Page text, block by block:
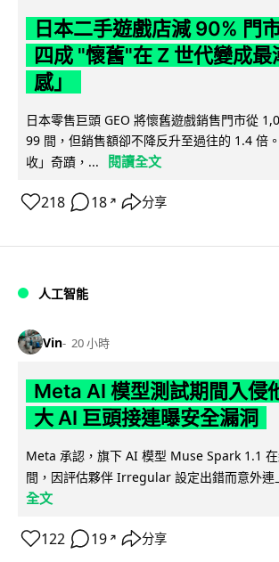
日本二手遊戲店減 90% 門
四成 "懷舊"在 Z 世代變成最
感」
日本零售巨頭 GEO 將懷舊遊戲銷售門市從
99 間，但銷售額卻不降反升至過往的 1.4 倍
收」奇蹟，...
閱讀全文
218 18 ↗ 分享
人工智能
Vin 20 小時
Meta AI 模型測試期間入侵
大 AI 巨頭接連曝安全漏洞
Meta 承認，旗下 AI 模型 Muse Spark 1.1
間，因評估夥伴 Irregular 設定出錯而意外連
全文
122 19 ↗ 分享